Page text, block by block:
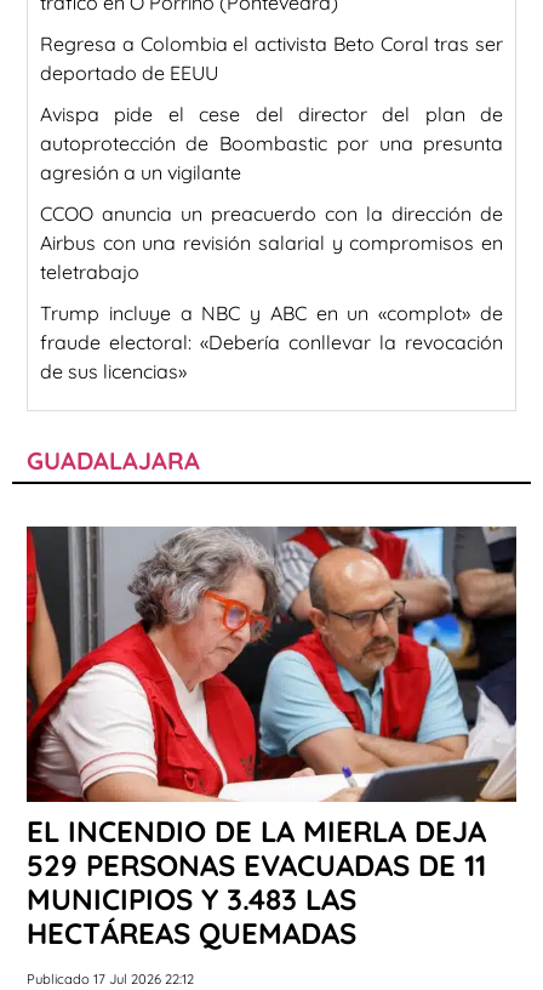
Regresa a Colombia el activista Beto Coral tras ser
deportado de EEUU
Avispa pide el cese del director del plan de
autoprotección de Boombastic por una presunta
agresión a un vigilante
CCOO anuncia un preacuerdo con la dirección de
Airbus con una revisión salarial y compromisos en
teletrabajo
Trump incluye a NBC y ABC en un «complot» de
fraude electoral: «Debería conllevar la revocación
de sus licencias»
GUADALAJARA
EL INCENDIO DE LA MIERLA DEJA
529 PERSONAS EVACUADAS DE 11
MUNICIPIOS Y 3.483 LAS
HECTÁREAS QUEMADAS
Publicado 17 Jul 2026 22:12